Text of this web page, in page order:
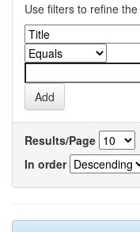
Use filters to refine
Results/Page
In order